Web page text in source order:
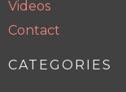
Videos
Contact
CATEGORIES